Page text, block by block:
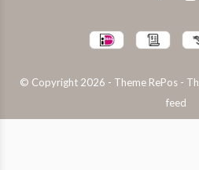
© Copyright 2026 - Theme RePos -
feed